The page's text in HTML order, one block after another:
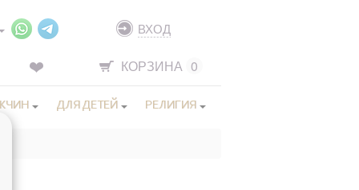
ВХОД
КОРЗИНА 0
ДЛЯ ДЕТЕЙ РЕЛИГИЯ